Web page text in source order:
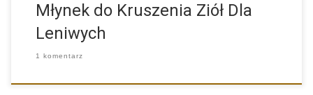
Młynek do Kruszenia Ziół Dla
Leniwych
1 komentarz